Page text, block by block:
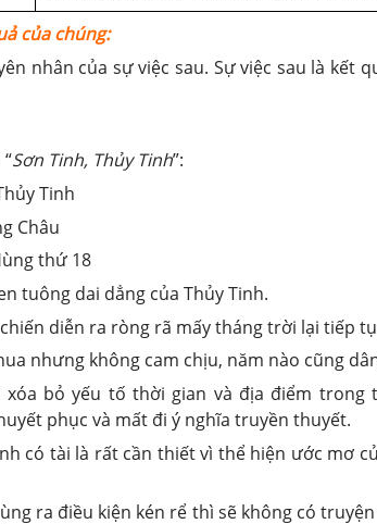
của chúng:
nhân của sự việc sau. Sự việc sau là kết
Sơn Tinh, Thủy Tinh”:
Tinh
Châu
thứ 18
tuông dai dẳng của Thủy Tinh.
diễn ra ròng rã mấy tháng trời lại tiếp
nhưng không cam chịu, năm nào cũng
xóa bỏ yếu tố thời gian và địa điểm
phục và mất đi ý nghĩa truyền thuyết.
có tài là rất cần thiết vì thể hiện ước mơ
ra điều kiện kén rể thì sẽ không có truyện